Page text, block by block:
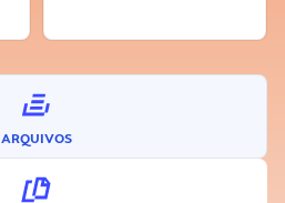
ARQUIVOS